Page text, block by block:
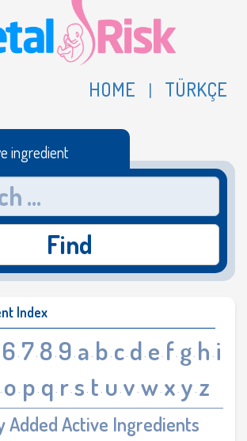
HOME | TÜRKÇE
ingredient
Find
Index
6· 7· 8· 9· a· b· c· d· e· f· g· h · i
· o· p· q· r·s· t· u·v·w· x·y· z
Added Active Ingredients